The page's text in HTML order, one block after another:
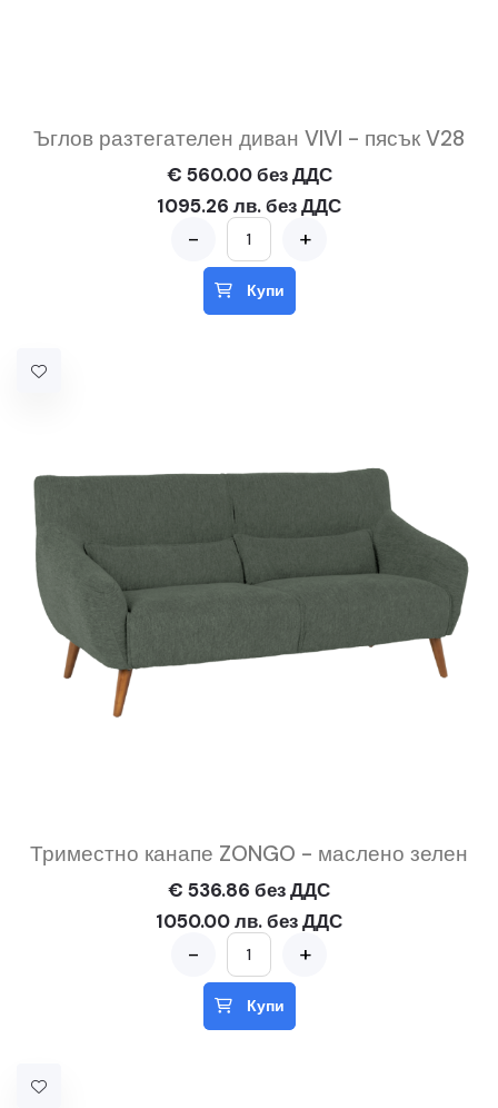
Ъглов разтегателен диван VIVI - пясък V28
€ 560.00 без ДДС
1095.26 лв. без ДДС
- +
Купи
Триместно канапе ZONGO - маслено зелен
€ 536.86 без ДДС
1050.00 лв. без ДДС
- +
Купи